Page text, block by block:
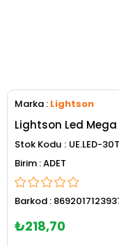
Marka : Lightson
Lightson Led Mega
Stok Kodu
UE.LED-
ADET
Barkod :
₺218,70